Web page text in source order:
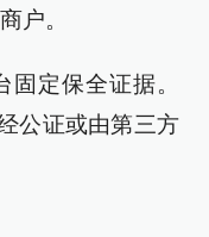
户。
定保全证据。
公证或由第三方